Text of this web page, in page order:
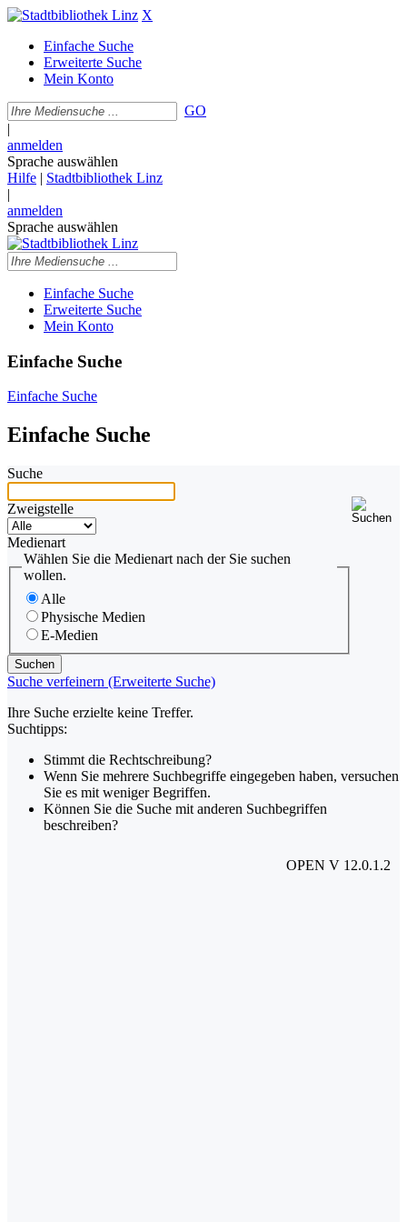
X
Einfache Suche
Erweiterte Suche
Mein Konto
GO
|
anmelden
Sprache auswählen
Hilfe | Stadtbibliothek Linz
|
anmelden
Sprache auswählen
Einfache Suche
Erweiterte Suche
Mein Konto
Einfache Suche
Einfache Suche
Einfache Suche
Suche
Zweigstelle
Medienart
Wählen Sie die Medienart nach der Sie suchen
wollen.
Alle
Physische Medien
E-Medien
Suche verfeinern (Erweiterte Suche)
Ihre Suche erzielte keine Treffer.
Suchtipps:
Stimmt die Rechtschreibung?
Wenn Sie mehrere Suchbegriffe eingegeben haben, versuchen
Sie es mit weniger Begriffen.
Können Sie die Suche mit anderen Suchbegriffen
beschreiben?
OPEN V 12.0.1.2